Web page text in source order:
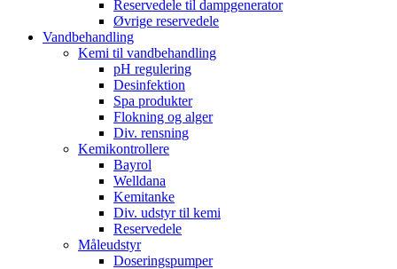
Reservedele til dampgenerator
Øvrige reservedele
Vandbehandling
Kemi til vandbehandling
pH regulering
Desinfektion
Spa produkter
Flokning og alger
Div. rensning
Kemikontrollere
Bayrol
Welldana
Kemitanke
Div. udstyr til kemi
Reservedele
Måleudstyr
Doseringspumper